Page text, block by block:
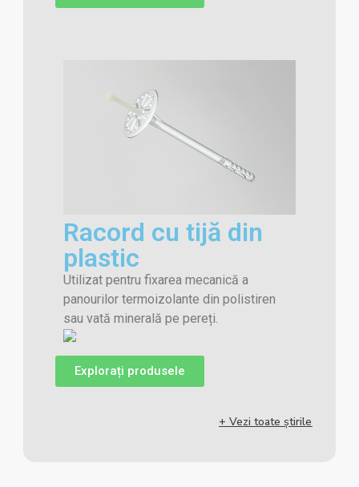
Racord cu tijă din
plastic
Utilizat pentru fixarea mecanică a
panourilor termoizolante din polistiren
sau vată minerală pe pereți.
Explorați produsele
+ Vezi toate știrile